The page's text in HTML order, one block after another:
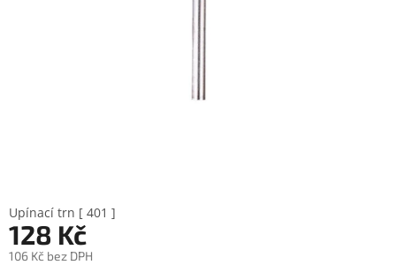
Upínací trn [ 401 ]
128 Kč
106 Kč bez DPH